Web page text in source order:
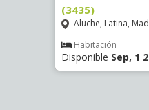
(3435)
Aluche, Latina,
Habitación
Disponible Sep, 1